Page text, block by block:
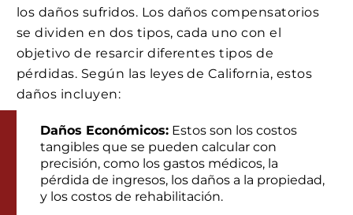
los daños sufridos. Los daños compensatorios
se dividen en dos tipos, cada uno con el
objetivo de resarcir diferentes tipos de
pérdidas. Según las leyes de California, estos
daños incluyen:
Daños Económicos: Estos son los costos
tangibles que se pueden calcular con
precisión, como los gastos médicos, la
pérdida de ingresos, los daños a la propiedad,
y los costos de rehabilitación.